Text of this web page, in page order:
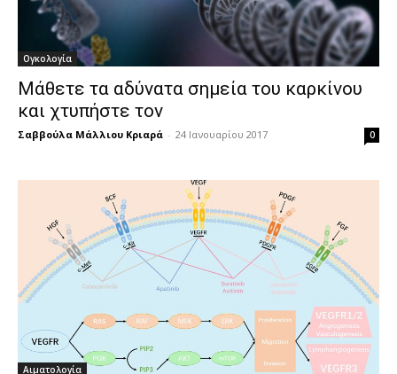
Ογκολογία
Μάθετε τα αδύνατα σημεία του καρκίνου
και χτυπήστε τον
Σαββούλα Μάλλιου Κριαρά - 24 Ιανουαρίου 2017 0
Αιματολογία